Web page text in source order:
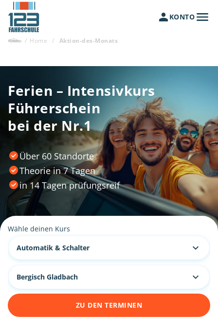
KONTO
/ Home / Aktion-des-Monats
Ferien – Intensivkurs
Führerschein
bei der Nr.1
Über 60 Standorte
Theorie in 7 Tagen
in 14 Tagen prüfungsreif
Wähle deinen Kurs
Automatik & Schalter
Bergisch Gladbach
ZU DEN TERMINEN